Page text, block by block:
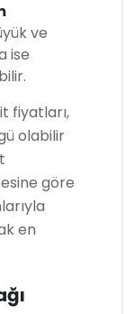
ve
ise
fiyatları,
olabilir
göre
en